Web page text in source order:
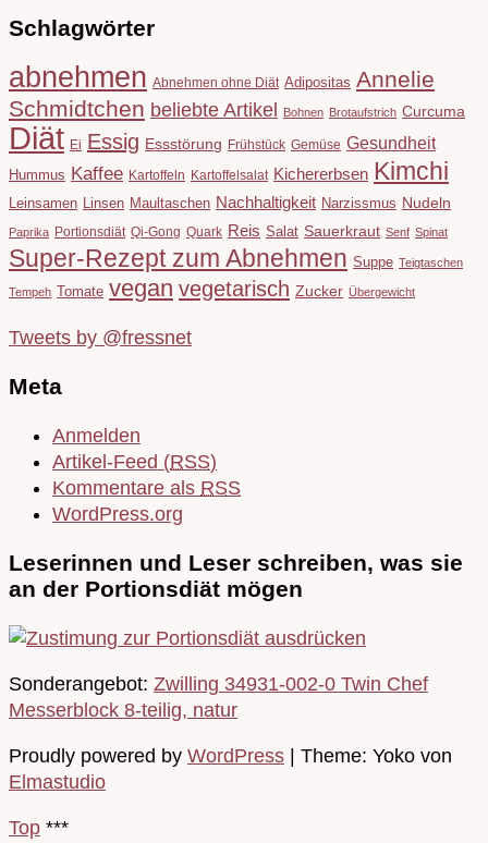
Schlagwörter
abnehmen Abnehmen ohne Diät Adipositas Annelie
Schmidtchen beliebte Artikel Bohnen Brotaufstrich Curcuma
Diät Ei Essig Essstörung Frühstück Gemüse Gesundheit
Hummus Kaffee Kartoffeln Kartoffelsalat Kichererbsen Kimchi
Leinsamen Linsen Maultaschen Nachhaltigkeit Narzissmus Nudeln
Paprika Portionsdiät Qi-Gong Quark Reis Salat Sauerkraut Senf Spinat
Super-Rezept zum Abnehmen Suppe Teigtaschen
Tempeh Tomate vegan vegetarisch Zucker Übergewicht
Tweets by @fressnet
Meta
Anmelden
Artikel-Feed (RSS)
Kommentare als RSS
WordPress.org
Leserinnen und Leser schreiben, was sie
an der Portionsdiät mögen
Sonderangebot: Zwilling 34931-002-0 Twin Chef
Messerblock 8-teilig, natur
Proudly powered by WordPress | Theme: Yoko von
Elmastudio
Top ***